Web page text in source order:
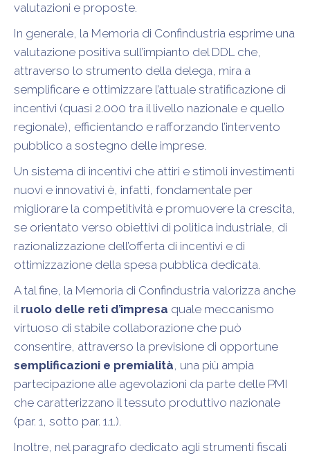
valutazioni e proposte.
In generale, la Memoria di Confindustria esprime una
valutazione positiva sull’impianto del DDL che,
attraverso lo strumento della delega, mira a
semplificare e ottimizzare l’attuale stratificazione di
incentivi (quasi 2.000 tra il livello nazionale e quello
regionale), efficientando e rafforzando l’intervento
pubblico a sostegno delle imprese.
Un sistema di incentivi che attiri e stimoli investimenti
nuovi e innovativi è, infatti, fondamentale per
migliorare la competitività e promuovere la crescita,
se orientato verso obiettivi di politica industriale, di
razionalizzazione dell’offerta di incentivi e di
ottimizzazione della spesa pubblica dedicata.
A tal fine, la Memoria di Confindustria valorizza anche
il ruolo delle reti d’impresa quale meccanismo
virtuoso di stabile collaborazione che può
consentire, attraverso la previsione di opportune
semplificazioni e premialità, una più ampia
partecipazione alle agevolazioni da parte delle PMI
che caratterizzano il tessuto produttivo nazionale
(par. 1, sotto par. 1.1.).
Inoltre, nel paragrafo dedicato agli strumenti fiscali